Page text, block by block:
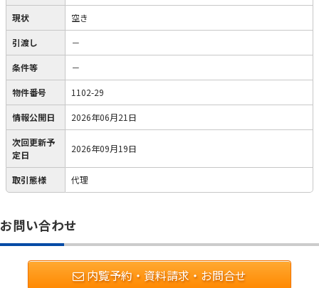
現状 空き
引渡し －
条件等 －
物件番号 1102-29
情報公開日 2026年06月21日
次回更新予
定日
2026年09月19日
取引態様 代理
お問い合わせ
内覧予約・資料請求・お問合せ